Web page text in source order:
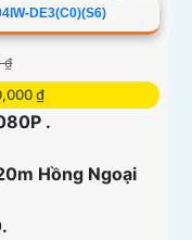
DE3(C0)(S6)
₫
₫
.
Hồng Ngoại